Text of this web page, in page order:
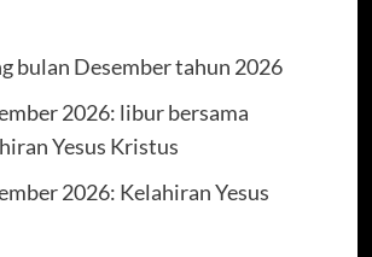
bulan Desember tahun 2026
2026: libur bersama
Yesus Kristus
2026: Kelahiran Yesus